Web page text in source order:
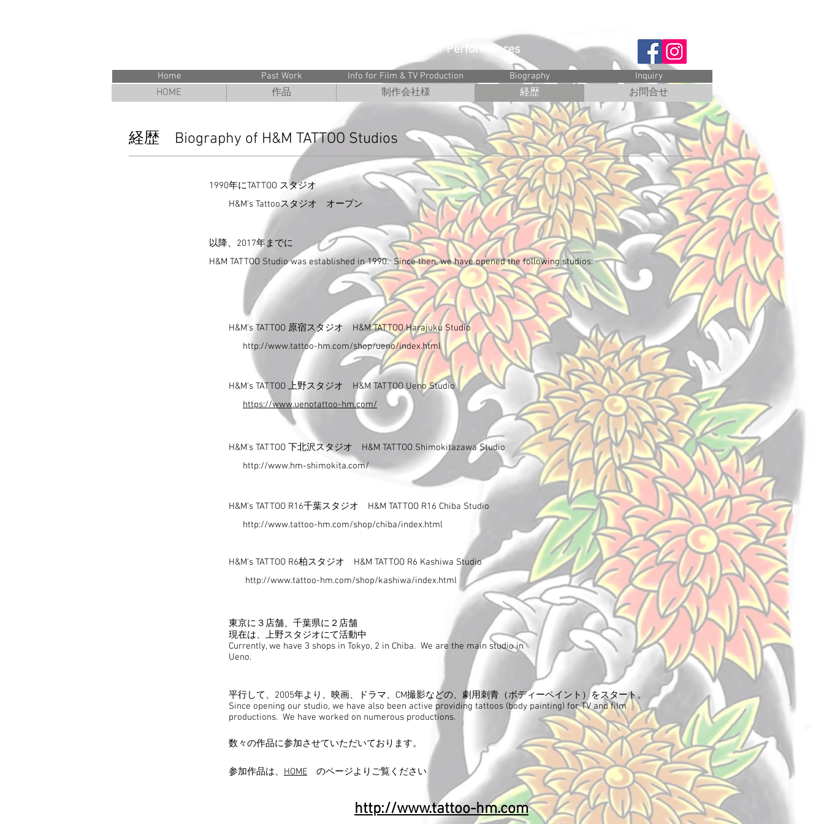
Tattoo Art & Body Painting for Performances
Home Past Work Info for Film & TV Production Biography Inquiry
HOME 作品 制作会社様 経歴 お問合せ
経歴 Biography of H&M TATTOO Studios
1990年にTATTOO スタジオ
H&M's Tattooスタジオ オープン
以降、2017年までに
H&M TATTOO Studio was established in 1990. Since then, we have opened the following studios:
H&M's TATTOO 原宿スタジオ H&M TATTOO Harajuku Studio
http://www.tattoo-hm.com/shop/ueno/index.html
H&M's TATTOO 上野スタジオ H&M TATTOO Ueno Studio
https://www.uenotattoo-hm.com/
H&M's TATTOO 下北沢スタジオ H&M TATTOO Shimokitazawa Studio
http://www.hm-shimokita.com/
H&M's TATTOO R16千葉スタジオ H&M TATTOO R16 Chiba Studio
http://www.tattoo-hm.com/shop/chiba/index.html
H&M's TATTOO R6柏スタジオ H&M TATTOO R6 Kashiwa Studio
http://www.tattoo-hm.com/shop/kashiwa/index.html
東京に３店舗、千葉県に２店舗
現在は、上野スタジオにて活動中
Currently, we have 3 shops in Tokyo, 2 in Chiba. We are the main studio in
Ueno.
平行して、2005年より、映画、ドラマ、CM撮影などの、劇用刺青（ボディーペイント）をスタート。
Since opening our studio, we have also been active providing tattoos (body painting) for TV and film
productions. We have worked on numerous productions.
数々の作品に参加させていただいております。
参加作品は、 HOME のページよりご覧ください
​http://www.tattoo-hm.com